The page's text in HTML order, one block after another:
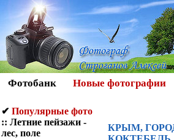
Фотобанк Новые фотографии
✔ Популярные фото
:: Летние пейзажи -
лес, поле
КРЫМ,